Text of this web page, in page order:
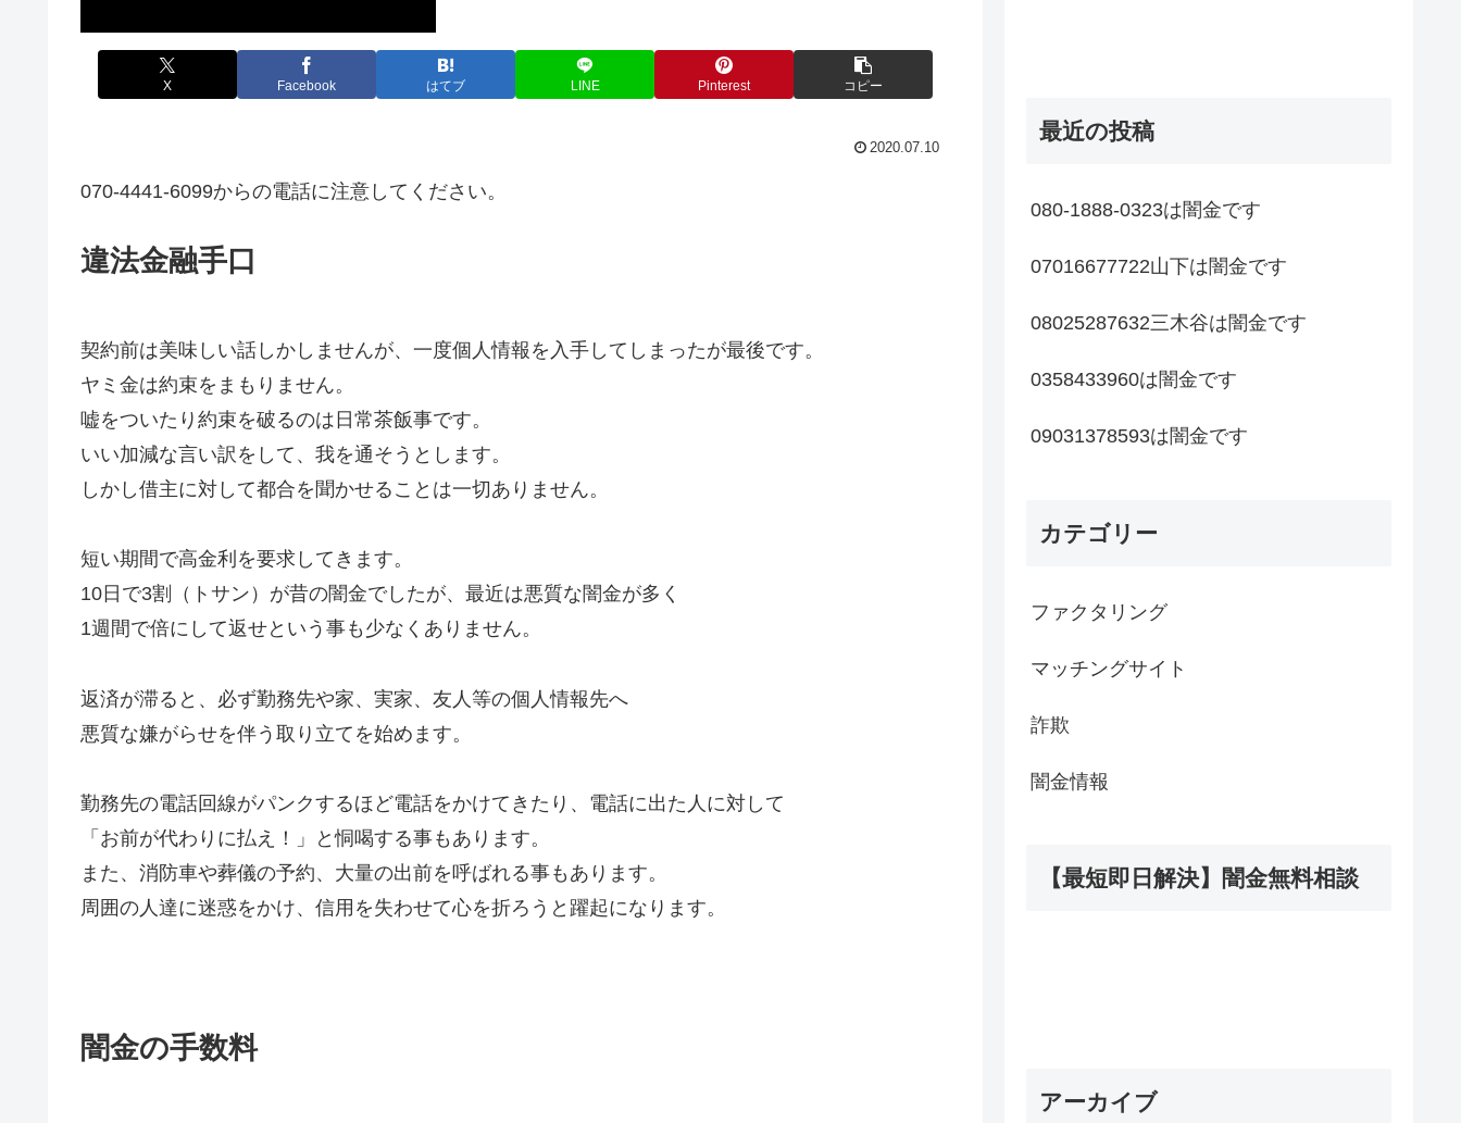
X Facebook はてブ LINE Pinterest コピー
2020.07.10
070-4441-6099からの電話に注意してください。
違法金融手口
契約前は美味しい話しかしませんが、一度個人情報を入手してしまったが最後です。
ヤミ金は約束をまもりません。
嘘をついたり約束を破るのは日常茶飯事です。
いい加減な言い訳をして、我を通そうとします。
しかし借主に対して都合を聞かせることは一切ありません。
短い期間で高金利を要求してきます。
10日で3割（トサン）が昔の闇金でしたが、最近は悪質な闇金が多く
1週間で倍にして返せという事も少なくありません。
返済が滞ると、必ず勤務先や家、実家、友人等の個人情報先へ
悪質な嫌がらせを伴う取り立てを始めます。
勤務先の電話回線がパンクするほど電話をかけてきたり、電話に出た人に対して
「お前が代わりに払え！」と恫喝する事もあります。
また、消防車や葬儀の予約、大量の出前を呼ばれる事もあります。
周囲の人達に迷惑をかけ、信用を失わせて心を折ろうと躍起になります。
闇金の手数料
最近の投稿
080-1888-0323は闇金です
07016677722山下は闇金です
08025287632三木谷は闇金です
0358433960は闇金です
09031378593は闇金です
カテゴリー
ファクタリング
マッチングサイト
詐欺
闇金情報
【最短即日解決】闇金無料相談
アーカイブ